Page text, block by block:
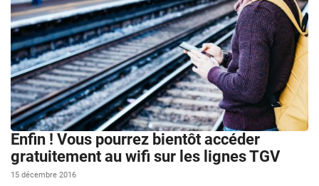
Enfin ! Vous pourrez bientôt accéder
gratuitement au wifi sur les lignes TGV
15 décembre 2016